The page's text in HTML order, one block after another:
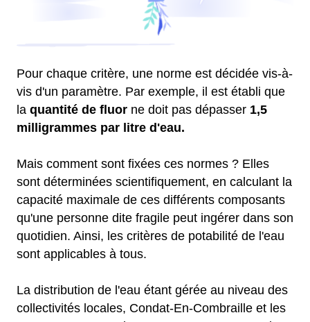
Pour chaque critère, une norme est décidée vis-à-
vis d'un paramètre. Par exemple, il est établi que
la quantité de fluor ne doit pas dépasser 1,5
milligrammes par litre d'eau.
Mais comment sont fixées ces normes ? Elles
sont déterminées scientifiquement, en calculant la
capacité maximale de ces différents composants
qu'une personne dite fragile peut ingérer dans son
quotidien. Ainsi, les critères de potabilité de l'eau
sont applicables à tous.
La distribution de l'eau étant gérée au niveau des
collectivités locales, Condat-En-Combraille et les